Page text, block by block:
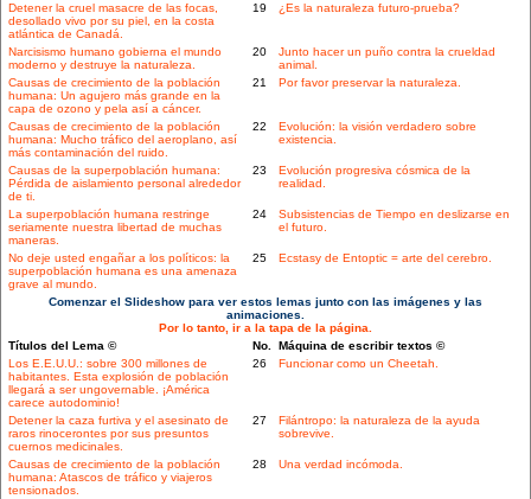
Detener la cruel masacre de las focas,
desollado vivo por su piel, en la costa
atlántica de Canadá.
19 ¿Es la naturaleza futuro-prueba?
Narcisismo humano gobierna el mundo
moderno y destruye la naturaleza.
20
Junto hacer un puño contra la crueldad
animal.
Causas de crecimiento de la población
humana: Un agujero más grande en la
capa de ozono y pela así a cáncer.
21 Por favor preservar la naturaleza.
Causas de crecimiento de la población
humana: Mucho tráfico del aeroplano, así
más contaminación del ruido.
22
Evolución: la visión verdadero sobre
existencia.
Causas de la superpoblación humana:
Pérdida de aislamiento personal alrededor
de ti.
23
Evolución progresiva cósmica de la
realidad.
La superpoblación humana restringe
seriamente nuestra libertad de muchas
maneras.
24
Subsistencias de Tiempo en deslizarse en
el futuro.
No deje usted engañar a los políticos: la
superpoblación humana es una amenaza
grave al mundo.
25 Ecstasy de Entoptic = arte del cerebro.
Comenzar el Slideshow para ver estos lemas junto con las imágenes y las
animaciones.
Por lo tanto, ir a la tapa de la página.
Títulos del Lema ©
No. Máquina de escribir textos ©
Los E.E.U.U.: sobre 300 millones de
habitantes. Esta explosión de población
llegará a ser ungovernable. ¡América
carece autodominio!
26 Funcionar como un Cheetah.
Detener la caza furtiva y el asesinato de
raros rinocerontes por sus presuntos
cuernos medicinales.
27
Filántropo: la naturaleza de la ayuda
sobrevive.
Causas de crecimiento de la población
humana: Atascos de tráfico y viajeros
tensionados.
28 Una verdad incómoda.